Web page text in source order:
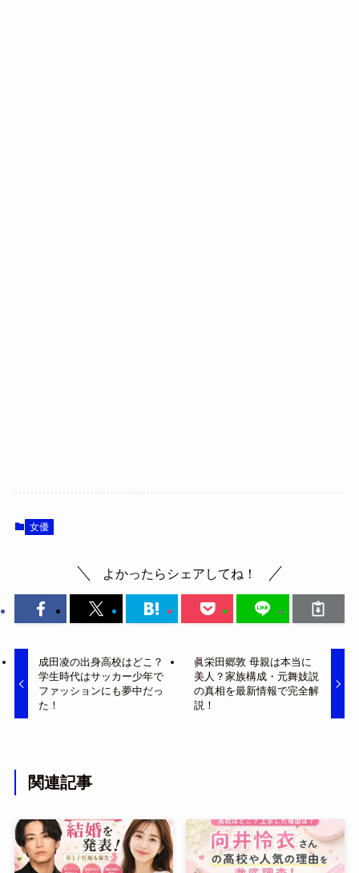
女優
よかったらシェアしてね！
成田凌の出身高校はどこ？
学生時代はサッカー少年で
ファッションにも夢中だっ
た！
眞栄田郷敦 母親は本当に
美人？家族構成・元舞妓説
の真相を最新情報で完全解
説！
関連記事